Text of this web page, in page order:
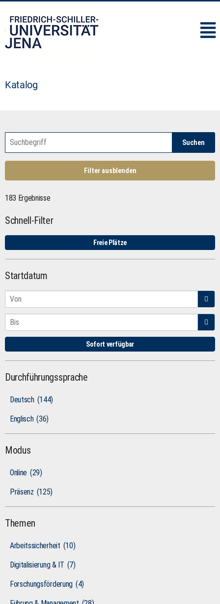
Katalog
Suchen
Filter ausblenden
183 Ergebnisse
Schnell-Filter
Freie Plätze
Startdatum
Sofort verfügbar
Durchführungssprache
Deutsch (144)
Englisch (36)
Modus
Online (29)
Präsenz (125)
Themen
Arbeitssicherheit (10)
Digitalisierung & IT (7)
Forschungsförderung (4)